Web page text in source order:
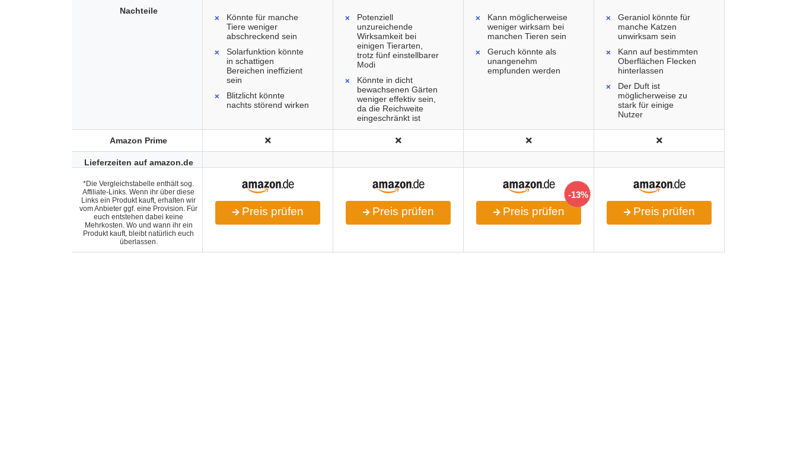
Könnte für manche
Tiere weniger
abschreckend sein
Solarfunktion könnte
in schattigen
Bereichen ineffizient
sein
Blitzlicht könnte
nachts störend wirken
Potenziell
unzureichende
Wirksamkeit bei
einigen Tierarten,
trotz fünf einstellbarer
Modi
Könnte in dicht
bewachsenen Gärten
weniger effektiv sein,
da die Reichweite
eingeschränkt ist
Kann möglicherweise
weniger wirksam bei
manchen Tieren sein
Geruch könnte als
unangenehm
empfunden werden
Geraniol könnte für
manche Katzen
unwirksam sein
Kann auf bestimmten
Oberflächen Flecken
hinterlassen
Der Duft ist
möglicherweise zu
stark für einige
Nutzer
Preis prüfen Preis prüfen
-13%
Preis prüfen Preis prüfen
Nachteile
Amazon Prime
Lieferzeiten auf amazon.de
*Die Vergleichstabelle enthält sog.
Affiliate-Links. Wenn ihr über diese
Links ein Produkt kauft, erhalten wir
vom Anbieter ggf. eine Provision. Für
euch entstehen dabei keine
Mehrkosten. Wo und wann ihr ein
Produkt kauft, bleibt natürlich euch
überlassen.